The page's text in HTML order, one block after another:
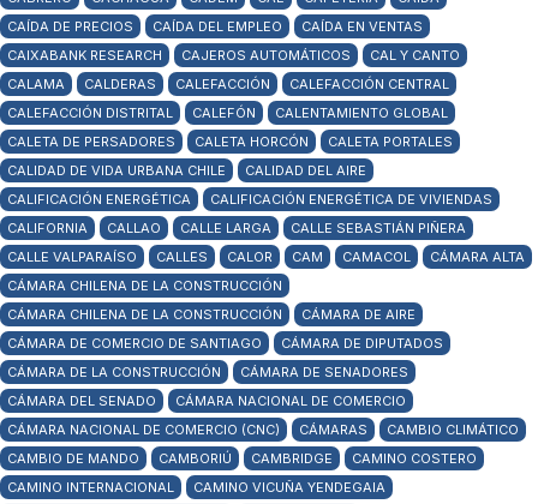
CAÍDA DE PRECIOS
CAÍDA DEL EMPLEO
CAÍDA EN VENTAS
CAIXABANK RESEARCH
CAJEROS AUTOMÁTICOS
CAL Y CANTO
CALAMA
CALDERAS CALEFACCIÓN
CALEFACCIÓN CENTRAL
CALEFACCIÓN DISTRITAL
CALEFÓN
CALENTAMIENTO GLOBAL
CALETA DE PERSADORES
CALETA HORCÓN
CALETA PORTALES
CALIDAD DE VIDA URBANA CHILE
CALIDAD DEL AIRE
CALIFICACIÓN ENERGÉTICA
CALIFICACIÓN ENERGÉTICA DE VIVIENDAS
CALIFORNIA
CALLAO CALLE LARGA
CALLE SEBASTIÁN PIÑERA
CALLE VALPARAÍSO
CALLES CALOR CAM CAMACOL
CÁMARA ALTA
CÁMARA CHILENA DE LA CONSTRUCCIÓN
CÁMARA CHILENA DE LA CONSTRUCCIÓN
CÁMARA DE AIRE
CÁMARA DE COMERCIO DE SANTIAGO
CÁMARA DE DIPUTADOS
CÁMARA DE LA CONSTRUCCIÓN
CÁMARA DE SENADORES
CÁMARA DEL SENADO
CÁMARA NACIONAL DE COMERCIO
CÁMARA NACIONAL DE COMERCIO (CNC)
CÁMARAS
CAMBIO CLIMÁTICO
CAMBIO DE MANDO
CAMBORIÚ CAMBRIDGE
CAMINO COSTERO
CAMINO INTERNACIONAL
CAMINO VICUÑA YENDEGAIA